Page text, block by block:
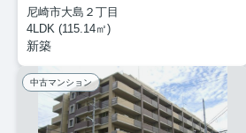
尼崎市大島２丁目
4LDK (115.14㎡)
新築
中古マンション